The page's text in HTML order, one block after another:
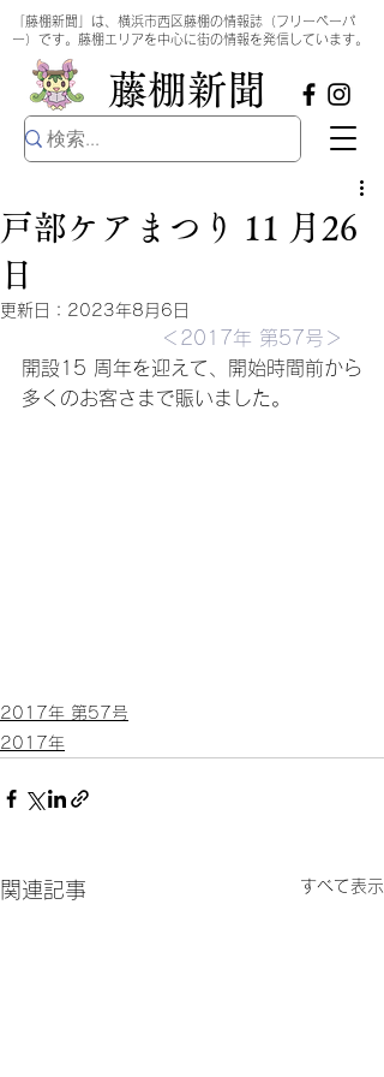
​藤棚新聞
「藤棚新聞」は、横浜市西区藤棚の情報誌（フリーペーパ
ー）です。藤棚エリアを中心に街の情報を発信しています。
戸部ケアまつり 11 月26
日
更新日： 2023年8月6日
＜2017年 第57号＞
開設15 周年を迎えて、開始時間前から
多くのお客さまで賑いました。
2017年 第57号
2017年
関連記事 すべて表示